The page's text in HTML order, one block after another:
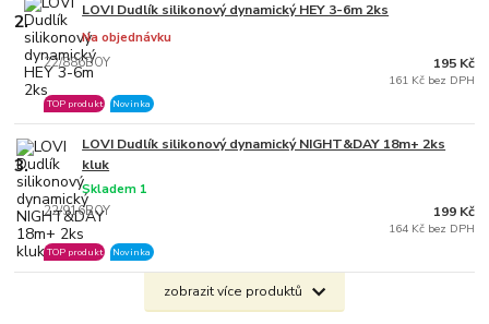
2. LOVI Dudlík silikonový dynamický HEY 3-6m 2ks
22/886BOY
Na objednávku
TOP produkt Novinka
195 Kč
161 Kč bez DPH
3.
LOVI Dudlík silikonový dynamický NIGHT&DAY 18m+ 2ks
kluk
22/916BOY
Skladem 1
TOP produkt Novinka
199 Kč
164 Kč bez DPH
zobrazit více produktů